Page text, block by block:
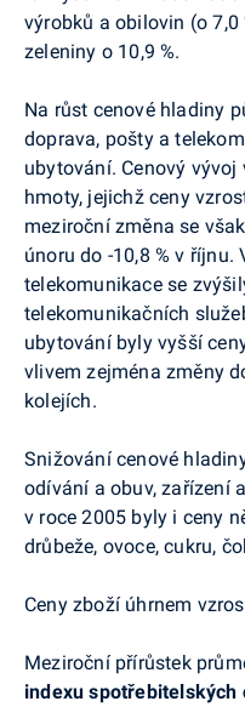
výrobků a obilovin (o 7,0
zeleniny o 10,9 %.
Na růst cenové hladiny
doprava, pošty a
ubytování. Cenový
hmoty, jejichž ceny
meziroční změna se
únoru do -10,8 % v říjnu.
telekomunikace se
telekomunikačních
ubytování byly vyšší
vlivem zejména změny
kolejích.
Snižování cenové
odívání a obuv, zařízení
v roce 2005 byly i ceny
drůbeže, ovoce, cukru,
Ceny zboží úhrnem
Meziroční přírůstek
indexu spotřebitelských